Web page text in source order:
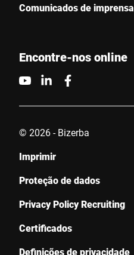
Comunicados de imprensa
Encontre-nos online
© 2026 - Bizerba
Imprimir
Proteção de dados
Privacy Policy Recruiting
Certificados
Definições de privacidade